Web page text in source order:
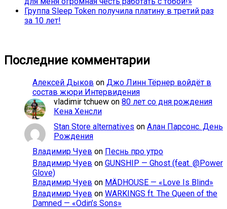
Группа Sleep Token получила платину в третий раз
за 10 лет!
Последние комментарии
Алексей Дыков on Джо Линн Тёрнер войдёт в
состав жюри Интервидения
vladimir tchuew on 80 лет со дня рождения
Кена Хенсли
Stan Store alternatives on Алан Парсонс. День
Рождения
Владимир Чуев on Песнь про утро
Владимир Чуев on GUNSHIP — Ghost (feat. @Power
Glove)
Владимир Чуев on MÄDHOUSE — «Love Is Blind»
Владимир Чуев on WARKINGS ft. The Queen of the
Damned — «Odin’s Sons»